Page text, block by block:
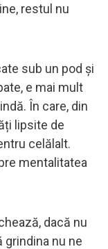
restul nu
sub un pod și
e mai mult
În care, din
lipsite de
celălalt.
mentalitatea
dacă nu
nu ne